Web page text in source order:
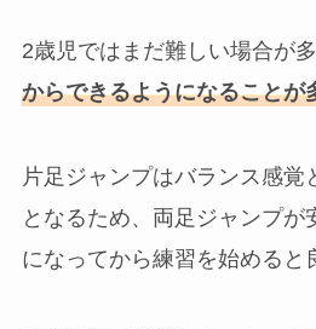
2歳児ではまだ難しい場合が多
からできるようになることが
片足ジャンプはバランス感覚
となるため、両足ジャンプが
になってから練習を始めると